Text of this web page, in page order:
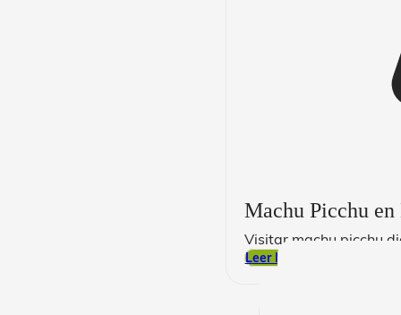
Machu Picchu
Visitar machu picchu
Leer Más